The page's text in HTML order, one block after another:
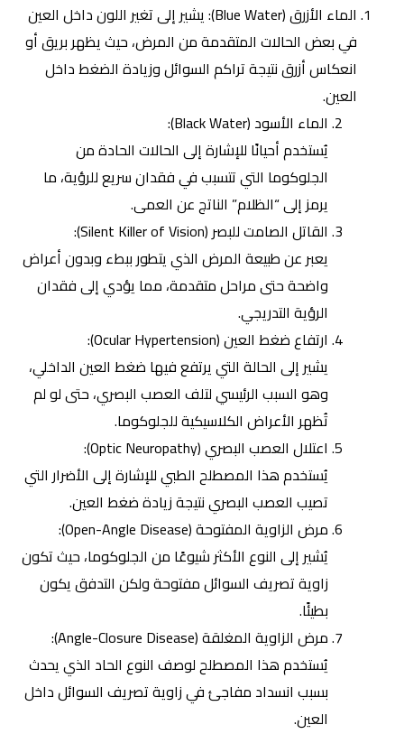
الماء الأزرق (Blue Water): يشير إلى تغير اللون داخل العين
في بعض الحالات المتقدمة من المرض، حيث يظهر بريق أو
انعكاس أزرق نتيجة تراكم السوائل وزيادة الضغط داخل
العين.
الماء الأسود (Black Water):
يُستخدم أحيانًا للإشارة إلى الحالات الحادة من
الجلوكوما التي تتسبب في فقدان سريع للرؤية، ما
يرمز إلى “الظلام” الناتج عن العمى.
القاتل الصامت للبصر(Silent Killer of Vision):
يعبر عن طبيعة المرض الذي يتطور ببطء وبدون أعراض
واضحة حتى مراحل متقدمة، مما يؤدي إلى فقدان
الرؤية التدريجي.
ارتفاع ضغط العين (Ocular Hypertension):
يشير إلى الحالة التي يرتفع فيها ضغط العين الداخلي،
وهو السبب الرئيسي لتلف العصب البصري، حتى لو لم
تُظهر الأعراض الكلاسيكية للجلوكوما.
اعتلال العصب البصري (Optic Neuropathy):
يُستخدم هذا المصطلح الطبي للإشارة إلى الأضرار التي
تصيب العصب البصري نتيجة زيادة ضغط العين.
مرض الزاوية المفتوحة (Open-Angle Disease):
يُشير إلى النوع الأكثر شيوعًا من الجلوكوما، حيث تكون
زاوية تصريف السوائل مفتوحة ولكن التدفق يكون
بطيئًا.
مرض الزاوية المغلقة (Angle-Closure Disease):
يُستخدم هذا المصطلح لوصف النوع الحاد الذي يحدث
بسبب انسداد مفاجئ في زاوية تصريف السوائل داخل
العين.